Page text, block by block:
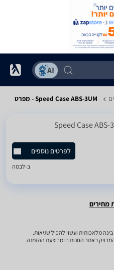
Speed Case ABS-3UM - מפרט
לפרטים נוספים
ב-לבמה
מחירים
מלאכותית ועשוי להכיל שגיאות.
באתר החנות בו מבוצעת ההזמנה.